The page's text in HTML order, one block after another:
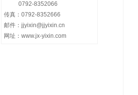
0792-8352066
传真：0792-8352666
邮件：jjyixin@jjyixin.cn
网址：www.jx-yixin.com